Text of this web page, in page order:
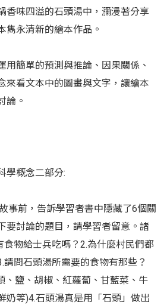
香味四溢的石頭湯中，瀰漫著分享
雋永清新的繪本作品。
用簡單的預測與推論、因果關係、
來看文本中的圖畫與文字，讓繪本
論。
學概念二部分:
事前，告訴學習者書中隱藏了6個關
要討論的題目，請學習者留意。諸
食物給士兵吃嗎？2.為什麼村民們都
請問石頭湯所需要的食物有那些？
、鹽、胡椒、紅蘿蔔、甘藍菜、牛
奶等)4.石頭湯真是用「石頭」做出